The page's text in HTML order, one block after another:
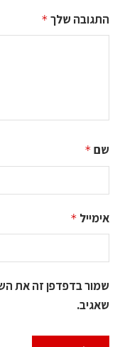
התגובה שלך *
שם *
אימייל *
שמור בדפדפן זה את
שאגיב.